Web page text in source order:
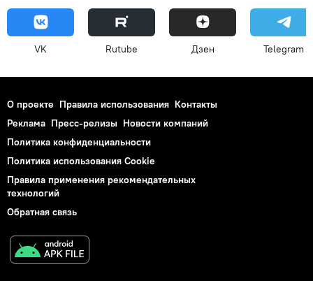
VK Rutube Дзен Telegram
О проекте Правила использования Контакты
Реклама Пресс-релизы Новости компаний
Политика конфиденциальности
Политика использования Cookie
Правила применения рекомендательных
технологий
Обратная связь